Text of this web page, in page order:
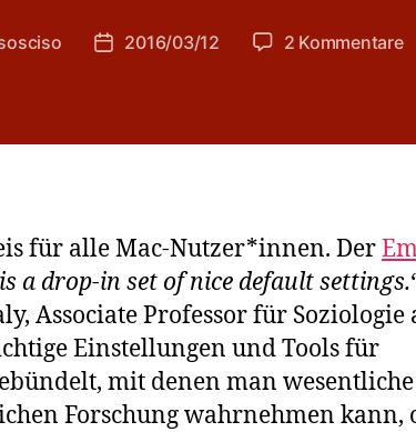
Veröffentlichungsdatum
2016/03/12 2 Kommentarezu
für alle Mac-Nutzer*innen. Der
is a drop-in set of nice default settings.
Associate Professor für Soziologie
Einstellungen und Tools für
mit denen man
Forschung wahrnehmen kann,